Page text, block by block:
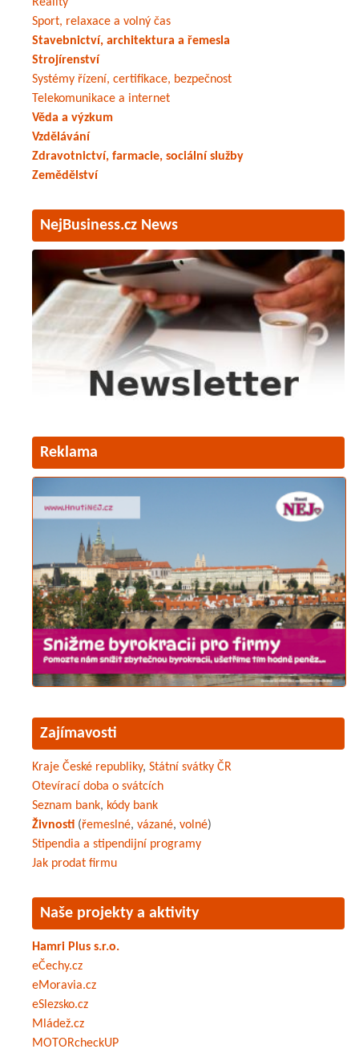
Reality
Sport, relaxace a volný čas
Stavebnictví, architektura a řemesla
Strojírenství
Systémy řízení, certifikace, bezpečnost
Telekomunikace a internet
Věda a výzkum
Vzdělávání
Zdravotnictví, farmacie, sociální služby
Zemědělství
NejBusiness.cz News
Reklama
Zajímavosti
Kraje České republiky, Státní svátky ČR
Otevírací doba o svátcích
Seznam bank, kódy bank
Živnosti (řemeslné, vázané, volné)
Stipendia a stipendijní programy
Jak prodat firmu
Naše projekty a aktivity
Hamri Plus s.r.o.
eČechy.cz
eMoravia.cz
eSlezsko.cz
Mládež.cz
MOTORcheckUP